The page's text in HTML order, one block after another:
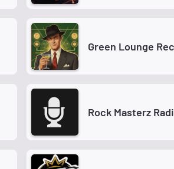
Green Lounge
Rock Masterz